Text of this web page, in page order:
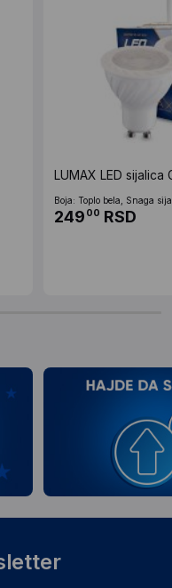
LUMAX LED sijalica
Boja: Toplo bela, Snaga
249 00 RSD